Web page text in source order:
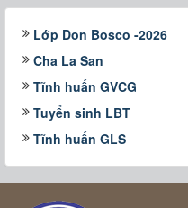
Lớp Don Bosco -2026
Cha La San
Tĩnh huấn GVCG
Tuyển sinh LBT
Tĩnh huấn GLS